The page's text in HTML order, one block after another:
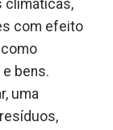
climáticas,
com efeito
bens.
uma